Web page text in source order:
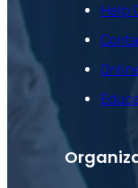
Help